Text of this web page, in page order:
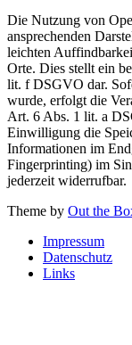
Die Nutzung von
ansprechenden
leichten
Orte. Dies stellt ein
lit. f DSGVO dar.
wurde, erfolgt die
Art. 6 Abs. 1 lit. a
Einwilligung die
Informationen im
Fingerprinting) im
jederzeit widerrufbar.
Theme by Out the
Impressum
Datenschutz
Links